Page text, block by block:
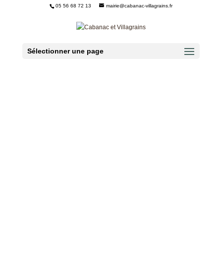
05 56 68 72 13 mairie@cabanac-villagrains.fr
Sélectionner une page